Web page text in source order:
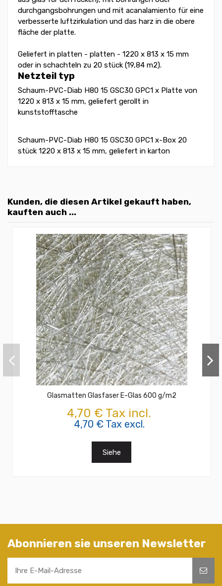
durchgangsbohrungen und mit acanalamiento für eine
verbesserte luftzirkulation und das harz in die obere
fläche der platte.
Geliefert in platten - platten - 1220 x 813 x 15 mm
oder in schachteln zu 20 stück (19,84 m2).
Netzteil typ
Schaum-PVC-Diab H80 15 GSC30 GPC1 x Platte von
1220 x 813 x 15 mm, geliefert gerollt in
kunststofftasche
Schaum-PVC-Diab H80 15 GSC30 GPC1 x-Box 20
stück 1220 x 813 x 15 mm, geliefert in karton
Kunden, die diesen Artikel gekauft haben,
kauften auch ...
Glasmatten Glasfaser E-Glas 600 g/m2
4,70 € Tax incl.
4,70 € Tax excl.
Siehe
Abonnieren sie unseren Newsletter